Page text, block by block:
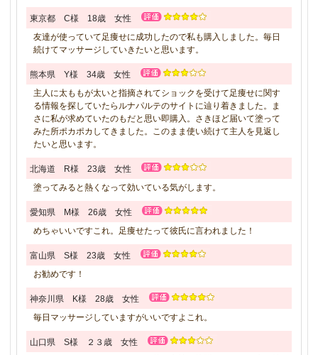
東京都 C様 18歳 女性
友達が使っていて足痩せに成功したので私も購入しました。毎日
続けてマッサージしていきたいと思います。
熊本県 Y様 34歳 女性
主人に太ももが太いと指摘されてショックを受けて足痩せに関す
る情報を探していたらルナパルテのサイトに辿り着きました。ま
さに私が求めていたのもだと思い即購入。さきほど届いて塗って
みた所ポカポカしてきました。このまま使い続けて主人を見返し
たいと思います。
北海道 R様 23歳 女性
塗ってみると熱くなって効いている気がします。
愛知県 M様 26歳 女性
めちゃいいですこれ。足痩せたって彼氏に言われました！
富山県 S様 23歳 女性
お勧めです！
神奈川県 K様 28歳 女性
毎日マッサージしていますがいいですよこれ。
山口県 S様 ２３歳 女性